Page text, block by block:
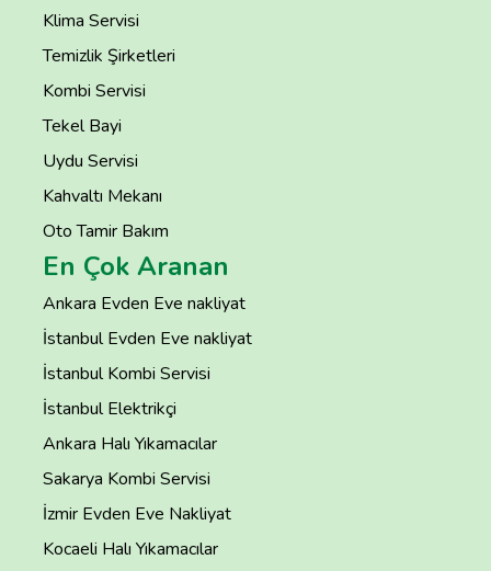
Klima Servisi
Temizlik Şirketleri
Kombi Servisi
Tekel Bayi
Uydu Servisi
Kahvaltı Mekanı
Oto Tamir Bakım
En Çok Aranan
Ankara Evden Eve nakliyat
İstanbul Evden Eve nakliyat
İstanbul Kombi Servisi
İstanbul Elektrikçi
Ankara Halı Yıkamacılar
Sakarya Kombi Servisi
İzmir Evden Eve Nakliyat
Kocaeli Halı Yıkamacılar